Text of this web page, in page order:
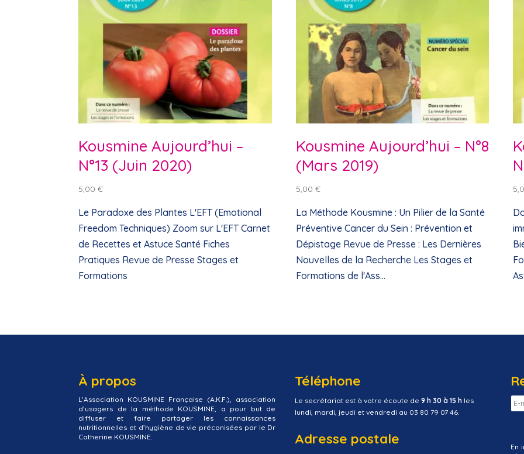
Kousmine Aujourd’hui –
N°13 (Juin 2020)
5,00€
Le Paradoxe des Plantes L'EFT (Emotional
Freedom Techniques) Zoom sur L'EFT Carnet
de Recettes et Astuce Santé Fiches
Pratiques Revue de Presse Stages et
Formations
Kousmine Aujourd’hui – N°8
(Mars 2019)
5,00 €
La Méthode Kousmine : Un Pilier de la Santé
Préventive Cancer du Sein : Prévention et
Dépistage Revue de Presse : Les Dernières
Nouvelles de la Recherche Les Stages et
Formations de l'Ass...
À propos
L’Association KOUSMINE Française (A.K.F.), association
d’usagers de la méthode KOUSMINE, a pour but de
diffuser et faire partager les connaissances
nutritionnelles et d’hygiène de vie préconisées par le Dr
Catherine KOUSMINE.
Téléphone
Le secrétariat est à votre écoute de 9 h 30 à 15 hles
lundi, mardi, jeudi et vendredi au 03 80 79 07 46.
Adresse postale
En